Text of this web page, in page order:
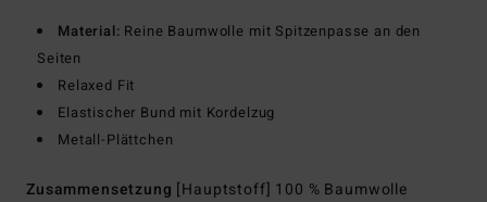
Material: Reine Baumwolle mit Spitzenpasse an den
Seiten
Relaxed Fit
Elastischer Bund mit Kordelzug
Metall-Plättchen
Zusammensetzung [Hauptstoff] 100 % Baumwolle